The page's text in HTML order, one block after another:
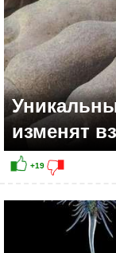
+12
изменят